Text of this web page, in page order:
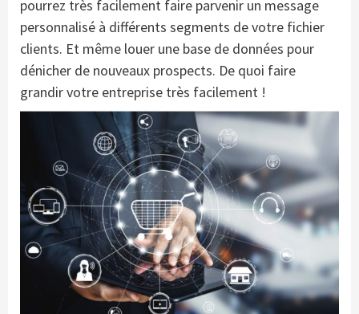
pourrez très facilement faire parvenir un message
personnalisé à différents segments de votre fichier
clients. Et même louer une base de données pour
dénicher de nouveaux prospects. De quoi faire
grandir votre entreprise très facilement !